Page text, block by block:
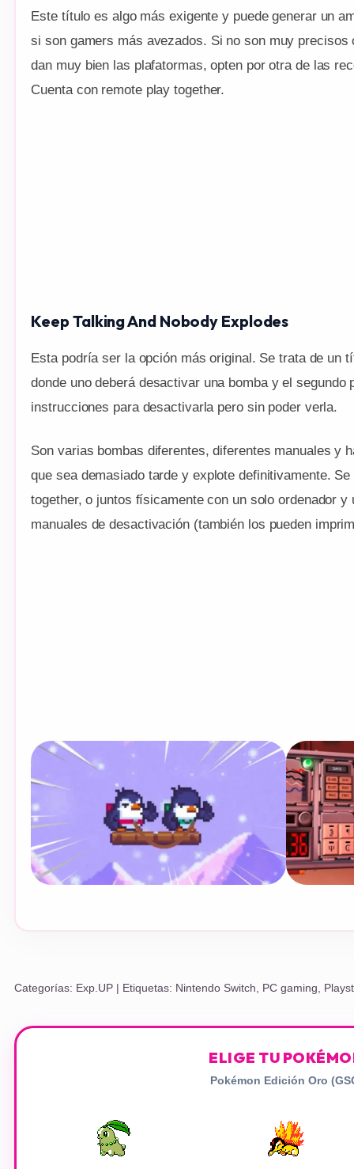
Este título es algo más exigente y puede generar un
si son gamers más avezados. Si no son muy
dan muy bien las plafatormas, opten por otra de las
Cuenta con remote play together.
Keep Talking And Nobody Explodes
Esta podría ser la opción más original. Se trata de un
donde uno deberá desactivar una bomba y el segundo
instrucciones para desactivarla pero sin poder verla.
Son varias bombas diferentes, diferentes manuales y
que sea demasiado tarde y explote definitivamente.
together, o juntos físicamente con un solo ordenador y
manuales de desactivación (también los pueden
Categorías: Exp.UP| Etiquetas: Nintendo Switch PC gaming
ELIGE TU
Pokémon Edición Oro